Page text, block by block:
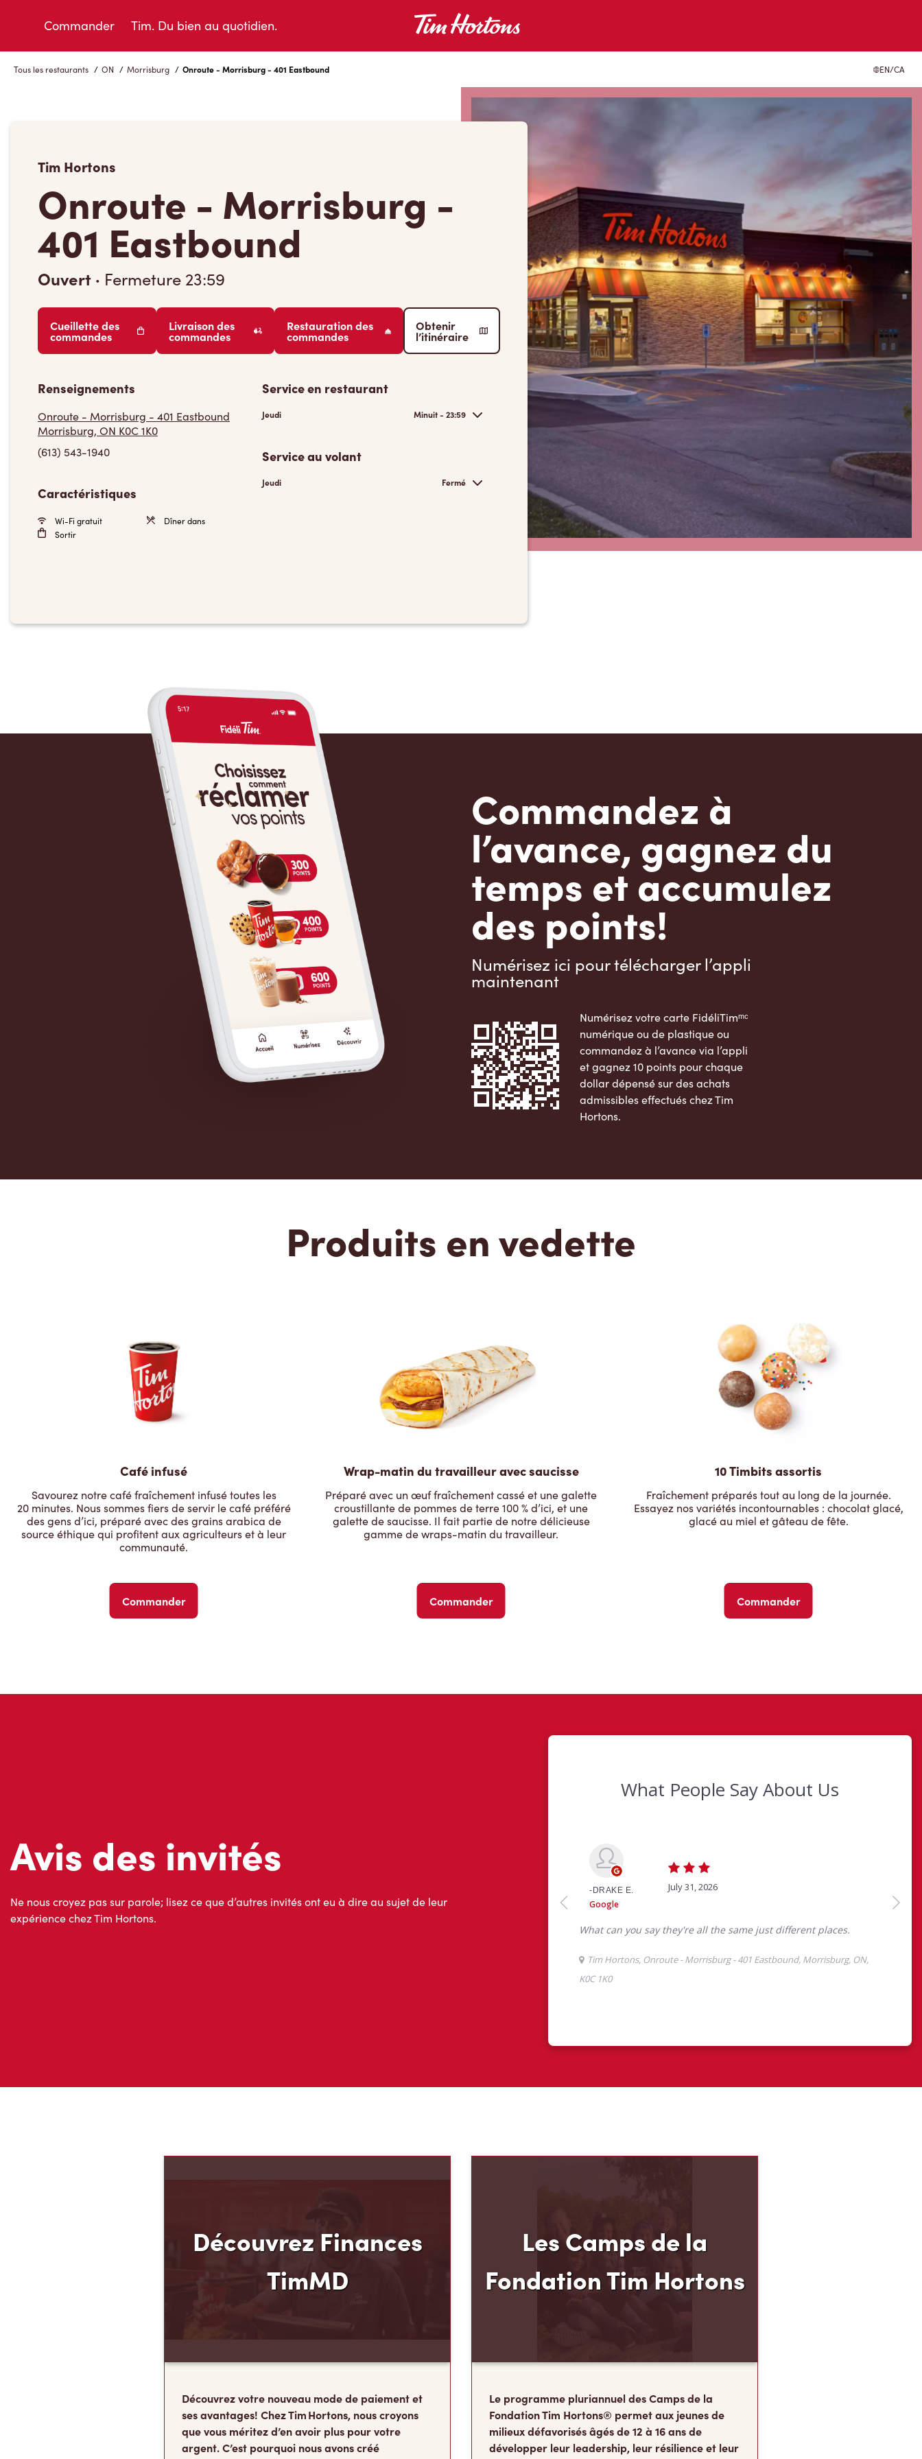
Commander Tim. Du bien au quotidien.
Tous les restaurants / ON / Morrisburg / Onroute - Morrisburg - 401 Eastbound EN/CA
Tim Hortons
Onroute - Morrisburg -
401 Eastbound
Ouvert · Fermeture 23:59
Cueillette des
commandes
Livraison des
commandes
Restauration des
commandes
Obtenir
l’itinéraire
Renseignements
Onroute - Morrisburg - 401 Eastbound
Morrisburg, ON K0C 1K0
(613) 543-1940
Caractéristiques
Wi-Fi gratuit
Dîner dans
Sortir
Service en restaurant
Jeudi Minuit - 23:59
Service au volant
Jeudi Fermé
Commandez à
l’avance, gagnez du
temps et accumulez
des points!
Numérisez ici pour télécharger l’appli
maintenant
Numérisez votre carte FidéliTimᵐᶜ
numérique ou de plastique ou
commandez à l’avance via l’appli
et gagnez 10 points pour chaque
dollar dépensé sur des achats
admissibles effectués chez Tim
Hortons.
Produits en vedette
Café infusé
Savourez notre café fraîchement infusé toutes les
20 minutes. Nous sommes fiers de servir le café préféré
des gens d’ici, préparé avec des grains arabica de
source éthique qui profitent aux agriculteurs et à leur
communauté.
Commander
Wrap-matin du travailleur avec saucisse
Préparé avec un œuf fraîchement cassé et une galette
croustillante de pommes de terre 100 % d’ici, et une
galette de saucisse. Il fait partie de notre délicieuse
gamme de wraps-matin du travailleur.
Commander
10 Timbits assortis
Fraîchement préparés tout au long de la journée.
Essayez nos variétés incontournables : chocolat glacé,
glacé au miel et gâteau de fête.
Commander
Avis des invités
Ne nous croyez pas sur parole; lisez ce que d’autres invités ont eu à dire au sujet de leur
expérience chez Tim Hortons.
Découvrez Finances
TimMD
Découvrez votre nouveau mode de paiement et
ses avantages! Chez Tim Hortons, nous croyons
que vous méritez d’en avoir plus pour votre
argent. C’est pourquoi nous avons créé
Les Camps de la
Fondation Tim Hortons
Le programme pluriannuel des Camps de la
Fondation Tim Hortons® permet aux jeunes de
milieux défavorisés âgés de 12 à 16 ans de
développer leur leadership, leur résilience et leur